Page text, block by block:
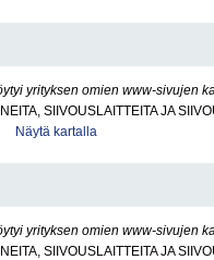
yrityksen omien www-sivujen
SIIVOUSLAITTEITA JA
Näytä kartalla
yrityksen omien www-sivujen
SIIVOUSLAITTEITA JA